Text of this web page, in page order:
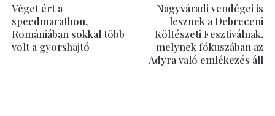
Véget ért a
speedmarathon,
Romániában sokkal több
volt a gyorshajtó
Nagyváradi vendégei is
lesznek a Debreceni
Költészeti Fesztiválnak,
melynek fókuszában az
Adyra való emlékezés áll